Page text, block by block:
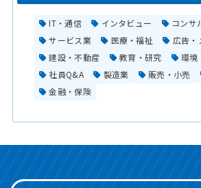
IT・通信 インタビュー
コンサ
サービス業
医療・福祉
広告・
建設・不動産
教育・研究
環境
社員Q&A
製造業 販売・小売
金融・保険